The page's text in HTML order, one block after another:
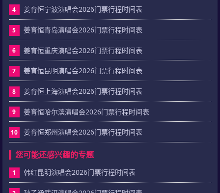
4 姜育恒宁波演唱会2026门票行程时间表
5 姜育恒青岛演唱会2026门票行程时间表
6 姜育恒重庆演唱会2026门票行程时间表
7 姜育恒昆明演唱会2026门票行程时间表
8 姜育恒上海演唱会2026门票行程时间表
9 姜育恒哈尔滨演唱会2026门票行程时间表
10 姜育恒郑州演唱会2026门票行程时间表
您可能还感兴趣的专题
1 韩红昆明演唱会2026门票行程时间表